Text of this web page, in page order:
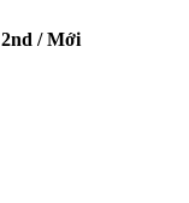
2nd / Mới